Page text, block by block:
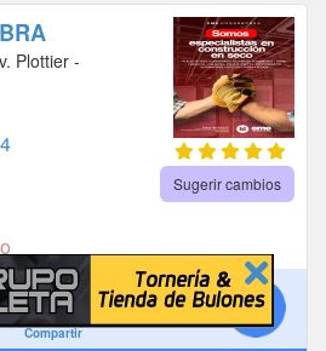
Plottier -
Sugerir cambios
Compartir